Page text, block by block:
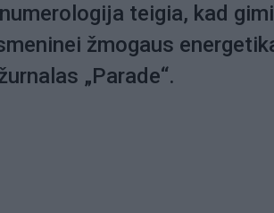
teigia, kad
žmogaus
„Parade“.